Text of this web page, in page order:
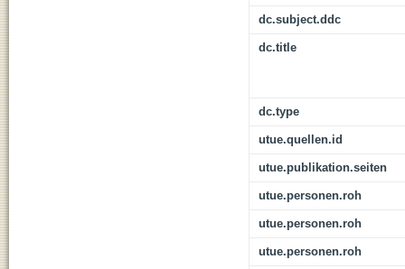
dc.subject.ddc
dc.title
dc.type
utue.quellen.id
utue.publikation.seiten
utue.personen.roh
utue.personen.roh
utue.personen.roh